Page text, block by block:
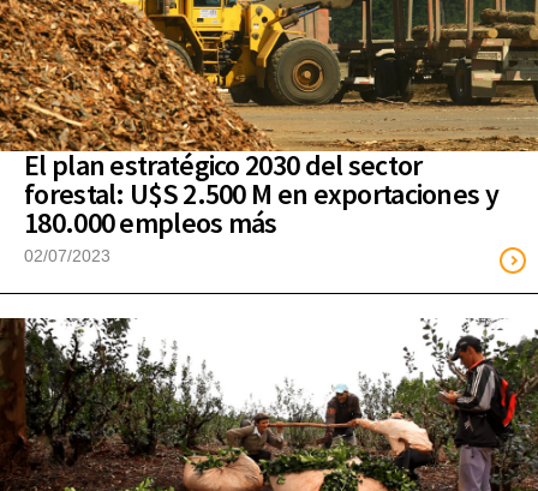
El plan estratégico 2030 del sector
forestal: U$S 2.500 M en exportaciones y
180.000 empleos más
02/07/2023